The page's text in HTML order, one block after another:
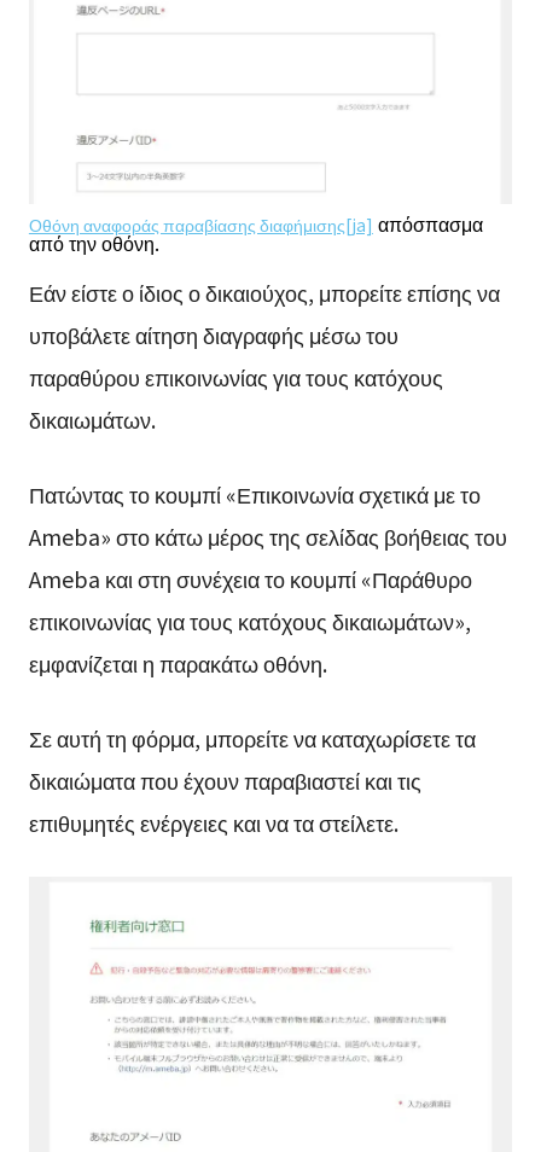
Οθόνη αναφοράς παραβίασης διαφήμισης[ja] απόσπασμα
από την οθόνη.
Εάν είστε ο ίδιος ο δικαιούχος, μπορείτε επίσης να
υποβάλετε αίτηση διαγραφής μέσω του
παραθύρου επικοινωνίας για τους κατόχους
δικαιωμάτων.
Πατώντας το κουμπί «Επικοινωνία σχετικά με το
Ameba» στο κάτω μέρος της σελίδας βοήθειας του
Ameba και στη συνέχεια το κουμπί «Παράθυρο
επικοινωνίας για τους κατόχους δικαιωμάτων»,
εμφανίζεται η παρακάτω οθόνη.
Σε αυτή τη φόρμα, μπορείτε να καταχωρίσετε τα
δικαιώματα που έχουν παραβιαστεί και τις
επιθυμητές ενέργειες και να τα στείλετε.